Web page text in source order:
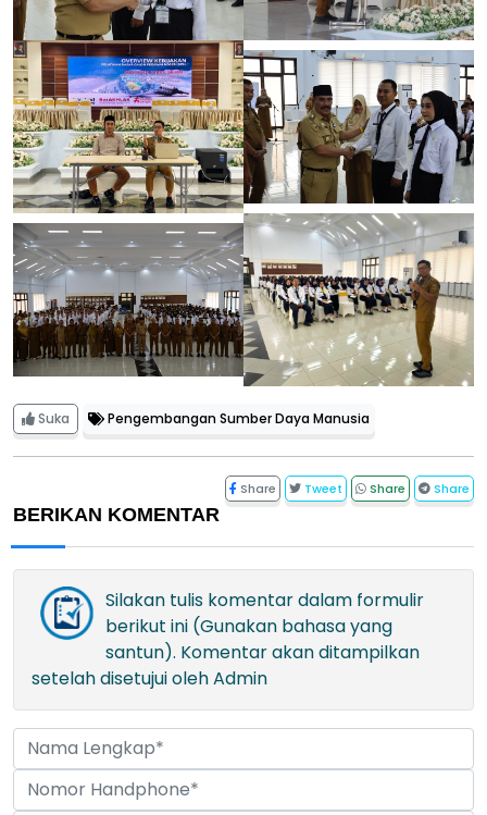
Suka Pengembangan Sumber Daya Manusia
Share Tweet Share Share
BERIKAN KOMENTAR
Silakan tulis komentar dalam formulir
berikut ini (Gunakan bahasa yang
santun). Komentar akan ditampilkan
setelah disetujui oleh Admin